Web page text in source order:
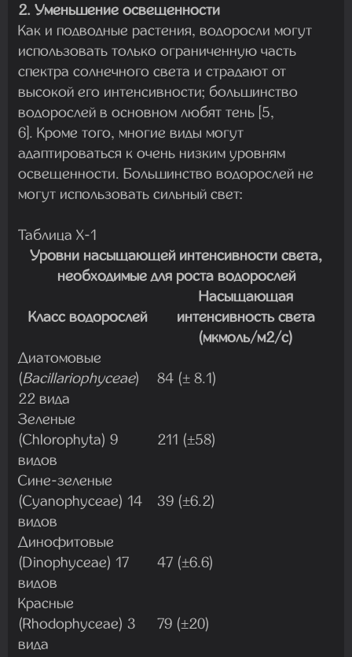
2. Уменьшение освещенности
Как и подводные растения, водоросли могут
использовать только ограниченную часть
спектра солнечного света и страдают от
высокой его интенсивности; большинство
водорослей в основном любят тень [5,
6]. Кроме того, многие виды могут
адаптироваться к очень низким уровням
освещенности. Большинство водорослей не
могут использовать сильный свет:
Таблица Х-1
Уровни насыщающей интенсивности света,
необходимые для роста водорослей
Класс водорослей
Насыщающая
интенсивность света
(мкмоль/м2/с)
Диатомовые
(Bacillariophyceae)
22 вида
84 (± 8.1)
Зеленые
(Chlorophyta) 9
видов
211 (±58)
Сине-зеленые
(Cyanophyceae) 14
видов
39 (±6.2)
Динофитовые
(Dinophyceae) 17
видов
47 (±6.6)
Красные
(Rhodophyceae) 3
вида
79 (±20)